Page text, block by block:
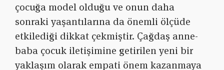
çocuğa model olduğu ve onun daha
sonraki yaşantılarına da önemli ölçüde
etkilediği dikkat çekmiştir. Çağdaş anne-
baba çocuk iletişimine getirilen yeni bir
yaklaşım olarak empati önem kazanmaya